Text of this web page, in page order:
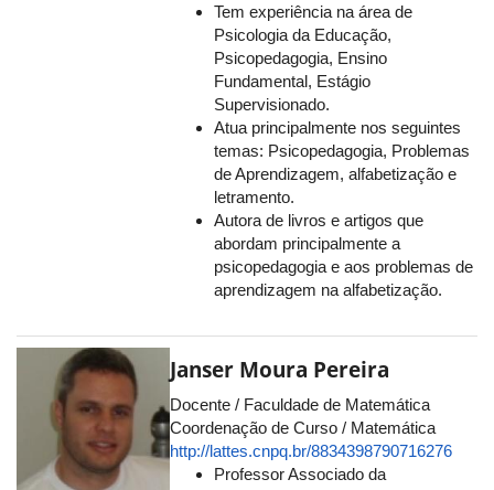
Tem experiência na área de
Psicologia da Educação,
Psicopedagogia, Ensino
Fundamental, Estágio
Supervisionado.
Atua principalmente nos seguintes
temas: Psicopedagogia, Problemas
de Aprendizagem, alfabetização e
letramento.
Autora de livros e artigos que
abordam principalmente a
psicopedagogia e aos problemas de
aprendizagem na alfabetização.
Janser Moura Pereira
Docente / Faculdade de Matemática
Coordenação de Curso / Matemática
http://lattes.cnpq.br/8834398790716276
Professor Associado da